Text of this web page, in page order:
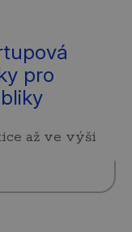
pro
až ve výši